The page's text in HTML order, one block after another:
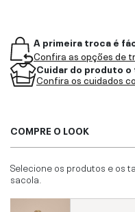
A primeira troca é
Confira as opções de
Cuidar do produto o
Confira os cuidados
COMPRE O LOOK
Selecione os produtos e os
sacola.